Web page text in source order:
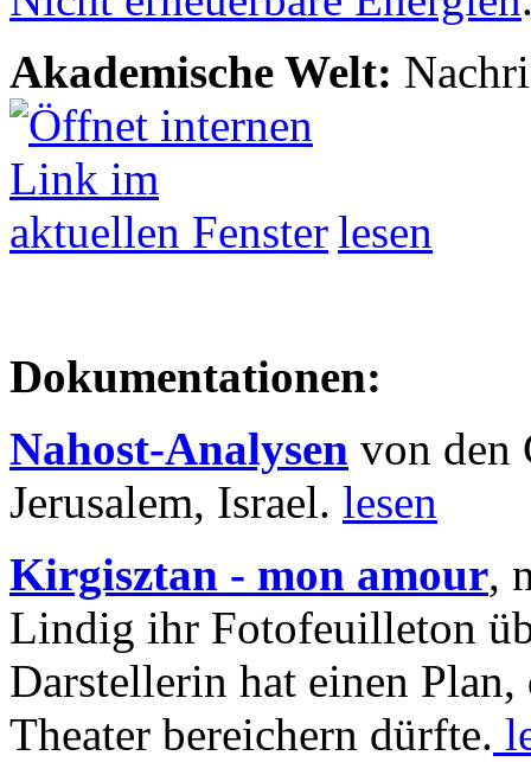
Akademische Welt:
lesen
Dokumentationen:
Nahost-Analysen von den
Jerusalem, Israel. lesen
Kirgisztan - mon amour,
Lindig ihr Fotofeuilleton
Darstellerin hat einen Plan,
Theater bereichern dürfte.